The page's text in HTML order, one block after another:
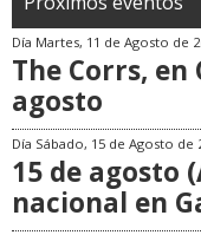
Día Martes, 11 de Agosto de
The Corrs, en
agosto
Día Sábado, 15 de Agosto de
15 de agosto
nacional en